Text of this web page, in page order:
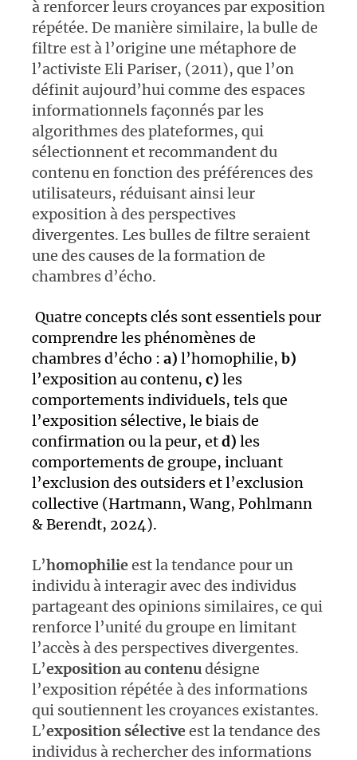
à renforcer leurs croyances par exposition
répétée. De manière similaire, la bulle de
filtre est à l’origine une métaphore de
l’activiste Eli Pariser, (2011), que l’on
définit aujourd’hui comme des espaces
informationnels façonnés par les
algorithmes des plateformes, qui
sélectionnent et recommandent du
contenu en fonction des préférences des
utilisateurs, réduisant ainsi leur
exposition à des perspectives
divergentes. Les bulles de filtre seraient
une des causes de la formation de
chambres d’écho.
Quatre concepts clés sont essentiels pour
comprendre les phénomènes de
chambres d’écho : a) l’homophilie, b)
l’exposition au contenu, c) les
comportements individuels, tels que
l’exposition sélective, le biais de
confirmation ou la peur, etd) les
comportements de groupe, incluant
l’exclusion des outsiders et l’exclusion
collective (Hartmann, Wang, Pohlmann
& Berendt, 2024).
L’homophilieest la tendance pour un
individu à interagir avec des individus
partageant des opinions similaires, ce qui
renforce l’unité du groupe en limitant
l’accès à des perspectives divergentes.
L’exposition au contenudésigne
l’exposition répétée à des informations
qui soutiennent les croyances existantes.
L’exposition sélectiveest la tendance des
individus à rechercher des informations